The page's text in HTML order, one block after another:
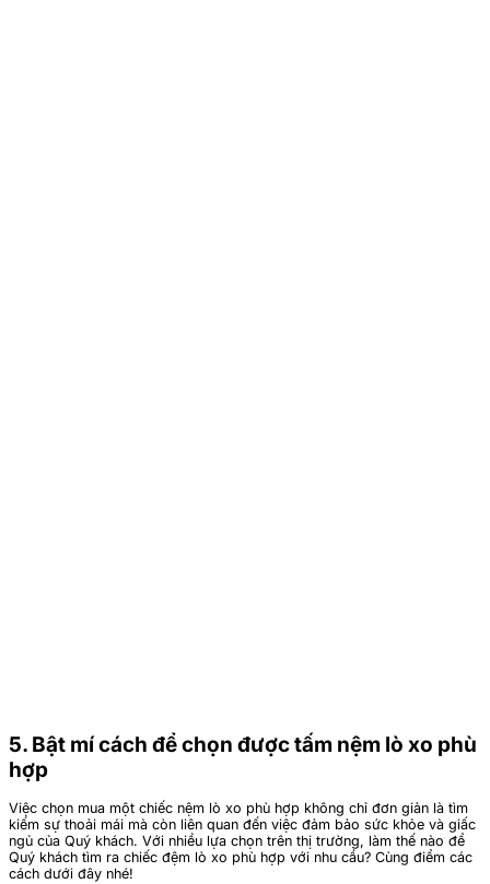
5. Bật mí cách để chọn được tấm nệm lò xo phù
hợp
Việc chọn mua một chiếc nệm lò xo phù hợp không chỉ đơn giản là tìm
kiếm sự thoải mái mà còn liên quan đến việc đảm bảo sức khỏe và giấc
ngủ của Quý khách. Với nhiều lựa chọn trên thị trường, làm thế nào để
Quý khách tìm ra chiếc đệm lò xo phù hợp với nhu cầu? Cùng điểm các
cách dưới đây nhé!